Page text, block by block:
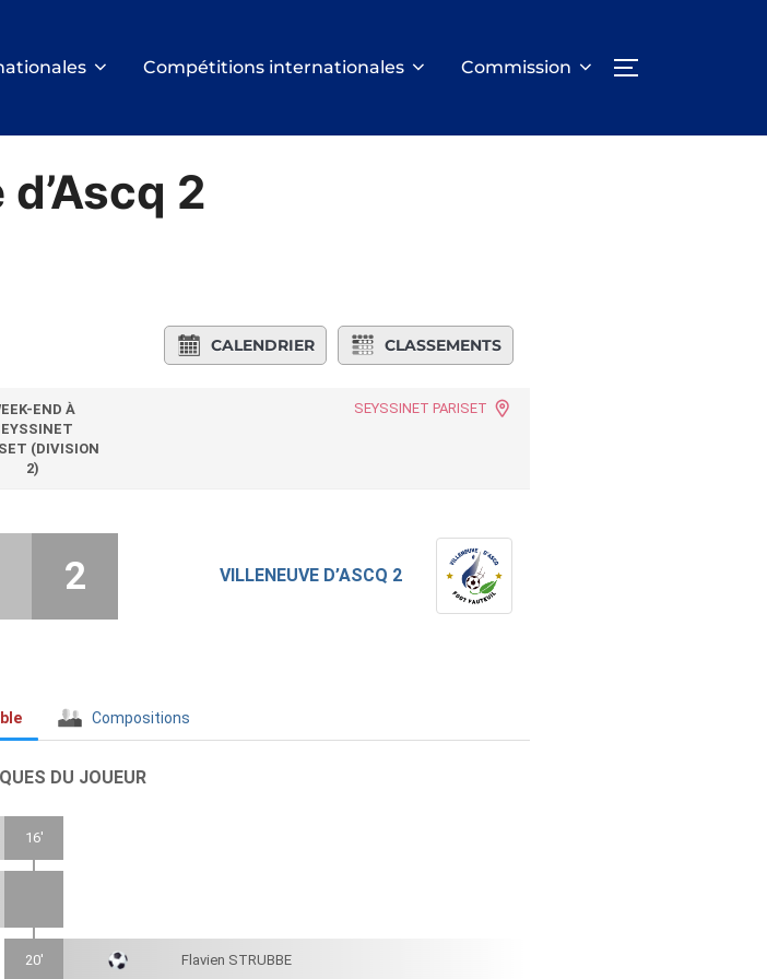
Compétitions internationales Commission PERMUTER
2
CALENDRIER CLASSEMENTS
END À
(DIVISION
2)
SEYSSINET PARISET
VILLENEUVE D’ASCQ 2
2
Compositions
DU JOUEUR
16'
20' Flavien STRUBBE